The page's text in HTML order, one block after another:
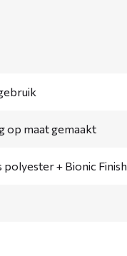
op maat gemaakt
polyester + Bionic Finish